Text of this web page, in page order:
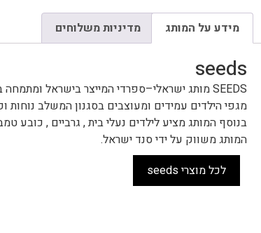
מידע על המותג מדיניות משלוחים
seeds
SEEDS מותג ישראלי–ספרדי המייצר בישראל ומתמחה בנעלי ילדים וביגוד.
מגפי הילדים עמידים ומעוצבים בסגנון המשלב נוחות
בנוסף המותג מציע לילדים נעלי בית , גרביים , כובע
המותג משווק על ידי סנד ישראל.
לכל מוצרי seeds